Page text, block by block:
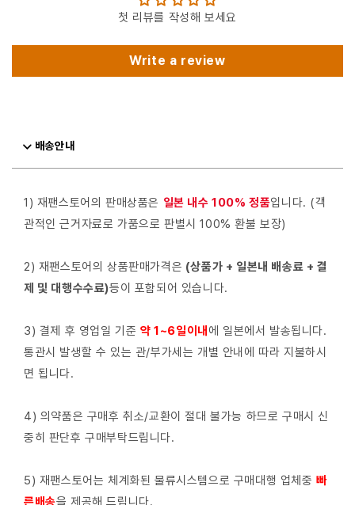
첫 리뷰를 작성해 보세요
Write a review
배송안내
1) 재팬스토어의 판매상품은 일본 내수 100% 정품입니다. (객
관적인 근거자료로 가품으로 판별시 100% 환불 보장)
2) 재팬스토어의 상품판매가격은 (상품가 + 일본내 배송료 + 결
제 및 대행수수료)등이 포함되어 있습니다.
3) 결제 후 영업일 기준 약 1~6일이내 에 일본에서 발송됩니다.
통관시 발생할 수 있는 관/부가세는 개별 안내에 따라 지불하시
면 됩니다.
4) 의약품은 구매후 취소/교환이 절대 불가능 하므로 구매시 신
중히 판단후 구매부탁드립니다.
5) 재팬스토어는 체계화된 물류시스템으로 구매대행 업체중빠
른배송을 제공해 드립니다.